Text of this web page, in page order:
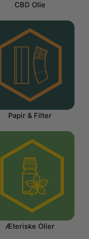
CBD Olie
Papir & Filter
Æteriske Olier